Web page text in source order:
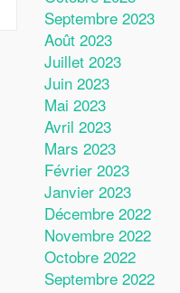
Septembre 2023
Août 2023
Juillet 2023
Juin 2023
Mai 2023
Avril 2023
Mars 2023
Février 2023
Janvier 2023
Décembre 2022
Novembre 2022
Octobre 2022
Septembre 2022